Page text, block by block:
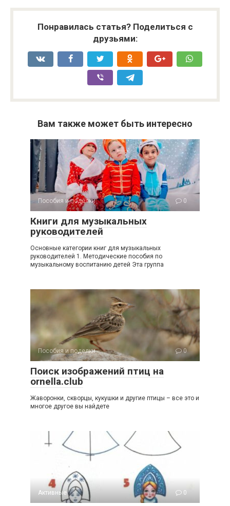
Понравилась статья? Поделиться с
друзьями:
Вам также может быть интересно
Пособия и поделки 0
Книги для музыкальных
руководителей
Основные категории книг для музыкальных
руководителей 1. Методические пособия по
музыкальному воспитанию детей Эта группа
Пособия и поделки 0
Поиск изображений птиц на
ornella.club
Жаворонки, скворцы, кукушки и другие птицы – все это и
многое другое вы найдете
Активные 0